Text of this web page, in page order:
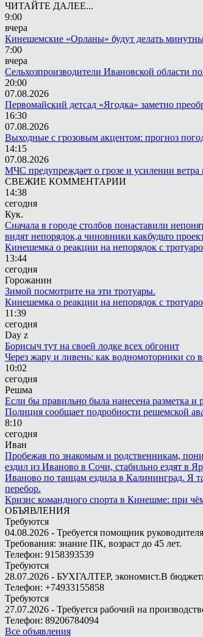
ЧИТАЙТЕ ДАЛЕЕ...
9:00
вчера
Кинешемские «Орланы» будут делать
7:00
вчера
Сельхозпроизводители Ивановской области
20:00
07.08.2026
Первомайский детсад «Ягодка» заметно
16:30
07.08.2026
Выходные с грозовым акцентом: прогноз
14:15
07.08.2026
МЧС предупреждает о грозе и усилении
СВЕЖИЕ КОММЕНТАРИИ
14:38
сегодня
Кук.
Сначала в городе столбов понаставили
видят непорядок,а чиновники какбудьто
Кинешемка о реакции на непорядок с
13:44
сегодня
Горожанин
Зимой посмотрите на эти тротуары.
Кинешемка о реакции на непорядок с
11:39
сегодня
Day z
Борисыч тут на своей лодке всех обгонит
Через жару и ливень: как водномоторники со
10:02
сегодня
Решма
Если бы правильно была нанесена разметка и
Полиция сообщает подробности решемской
8:10
сегодня
Иван
Пробежав по знакомым и родственникам,
ездил из Иваново в Сочи, стабильно ездят в
Иваново по танцам ездила в Калининград. Я
перебор.
Кризис командного спорта в Кинешме: при
ОБЪЯВЛЕНИЯ
Требуются
04.08.2026 - Требуется помощник
Требования: знание ПК, возраст до 45 лет.
Телефон: 9158393539
Требуются
28.07.2026 - БУХГАЛТЕР, экономист.В
Телефон: +74933155858
Требуются
27.07.2026 - Требуется рабочий на
Телефон: 89206784094
Все объявления